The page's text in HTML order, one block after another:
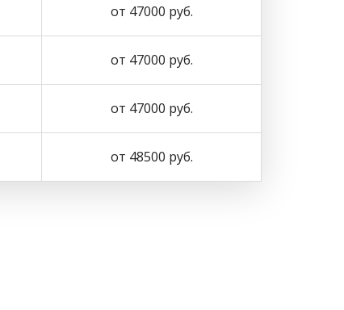
от 47000 руб.
от 47000 руб.
от 47000 руб.
от 48500 руб.